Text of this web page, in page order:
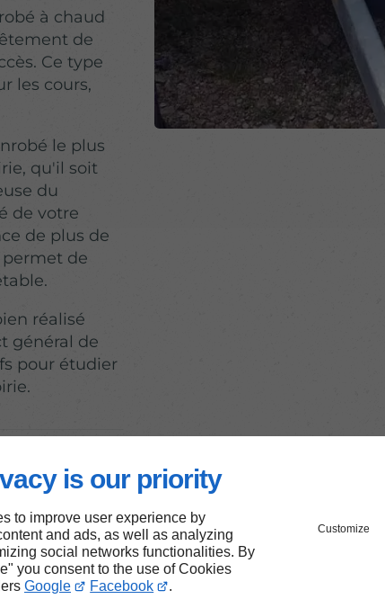
is our priority
to improve user experience by
and ads, as well as analyzing
social networks functionalities. By
you consent to the use of Cookies
Google Facebook .
Customize
à chaud
de
Ce type
les cours,
le plus
qu'il soit
du
de votre
de plus de
de
réalisé
général de
pour étudier